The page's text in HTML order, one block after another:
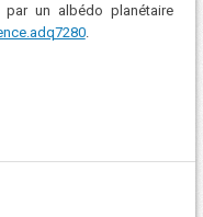
par un albédo planétaire
.